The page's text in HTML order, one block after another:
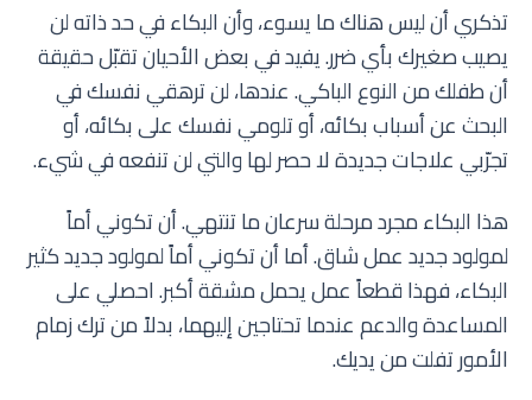
تذكري أن ليس هناك ما يسوء، وأن البكاء في حد ذاته لن
يصيب صغيرك بأي ضرر. يفيد في بعض الأحيان تقبّل حقيقة
أن طفلك من النوع الباكي. عندها، لن ترهقي نفسك في
البحث عن أسباب بكائه، أو تلومي نفسك على بكائه، أو
تجرّبي علاجات جديدة لا حصر لها والتي لن تنفعه في شيء.
هذا البكاء مجرد مرحلة سرعان ما تنتهي. أن تكوني أماً
لمولود جديد عمل شاق. أما أن تكوني أماً لمولود جديد كثير
البكاء، فهذا قطعاً عمل يحمل مشقة أكبر. احصلي على
المساعدة والدعم عندما تحتاجين إليهما، بدلاً من ترك زمام
الأمور تفلت من يديك.